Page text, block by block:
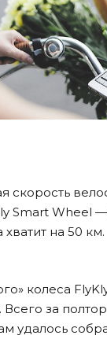
скорость
Smart Wheel
хватит на 50 км.
колеса
Всего за
удалось